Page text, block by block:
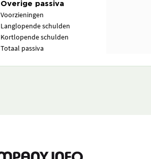
Overige passiva
Voorzieningen
Langlopende schulden
Kortlopende schulden
Totaal passiva